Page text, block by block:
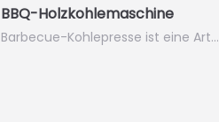
BBQ-Holzkohlemaschine
Barbecue-Kohlepresse ist eine Art…